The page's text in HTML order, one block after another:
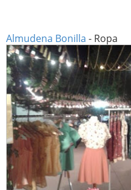
Almudena Bonilla - Ropa